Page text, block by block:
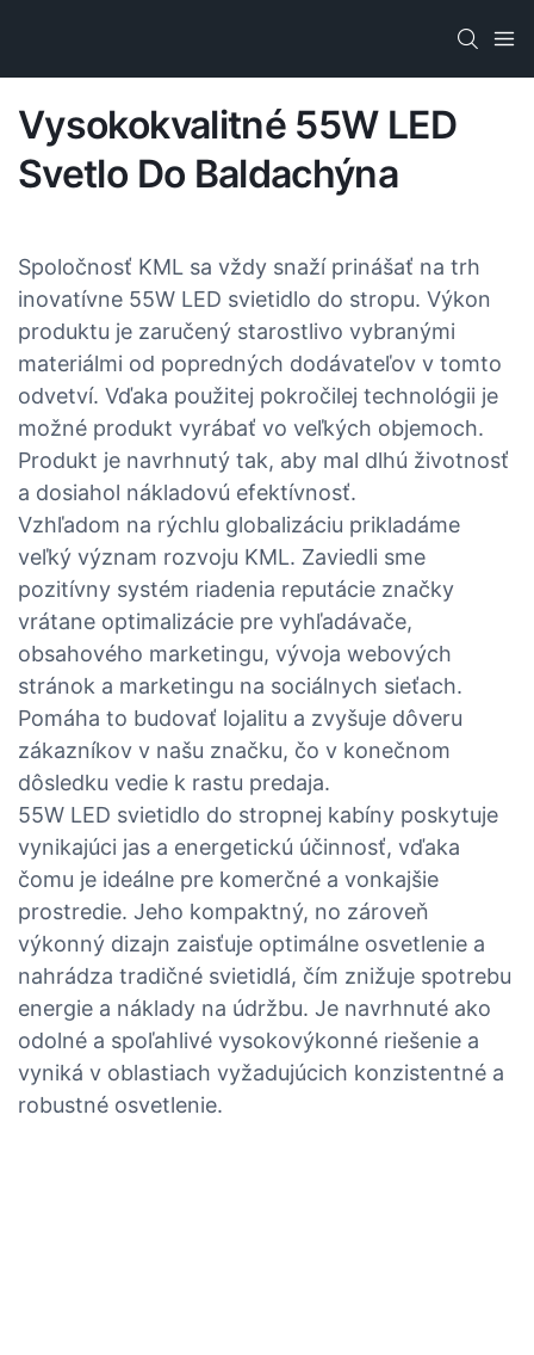
Vysokokvalitné 55W LED
Svetlo Do Baldachýna
Spoločnosť KML sa vždy snaží prinášať na trh
inovatívne 55W LED svietidlo do stropu. Výkon
produktu je zaručený starostlivo vybranými
materiálmi od popredných dodávateľov v tomto
odvetví. Vďaka použitej pokročilej technológii je
možné produkt vyrábať vo veľkých objemoch.
Produkt je navrhnutý tak, aby mal dlhú životnosť
a dosiahol nákladovú efektívnosť.
Vzhľadom na rýchlu globalizáciu prikladáme
veľký význam rozvoju KML. Zaviedli sme
pozitívny systém riadenia reputácie značky
vrátane optimalizácie pre vyhľadávače,
obsahového marketingu, vývoja webových
stránok a marketingu na sociálnych sieťach.
Pomáha to budovať lojalitu a zvyšuje dôveru
zákazníkov v našu značku, čo v konečnom
dôsledku vedie k rastu predaja.
55W LED svietidlo do stropnej kabíny poskytuje
vynikajúci jas a energetickú účinnosť, vďaka
čomu je ideálne pre komerčné a vonkajšie
prostredie. Jeho kompaktný, no zároveň
výkonný dizajn zaisťuje optimálne osvetlenie a
nahrádza tradičné svietidlá, čím znižuje spotrebu
energie a náklady na údržbu. Je navrhnuté ako
odolné a spoľahlivé vysokovýkonné riešenie a
vyniká v oblastiach vyžadujúcich konzistentné a
robustné osvetlenie.